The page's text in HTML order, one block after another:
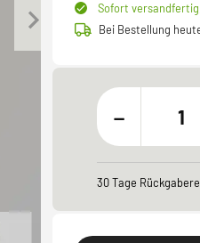
Sofort
Bei Bestellung
-
30 Tage